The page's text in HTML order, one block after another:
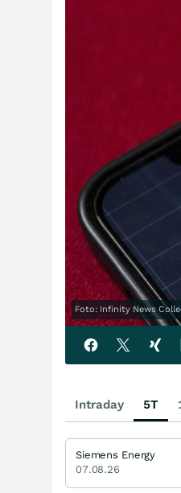
Foto: Infinity News
Intraday 5T
Siemens Energy
07.08.26